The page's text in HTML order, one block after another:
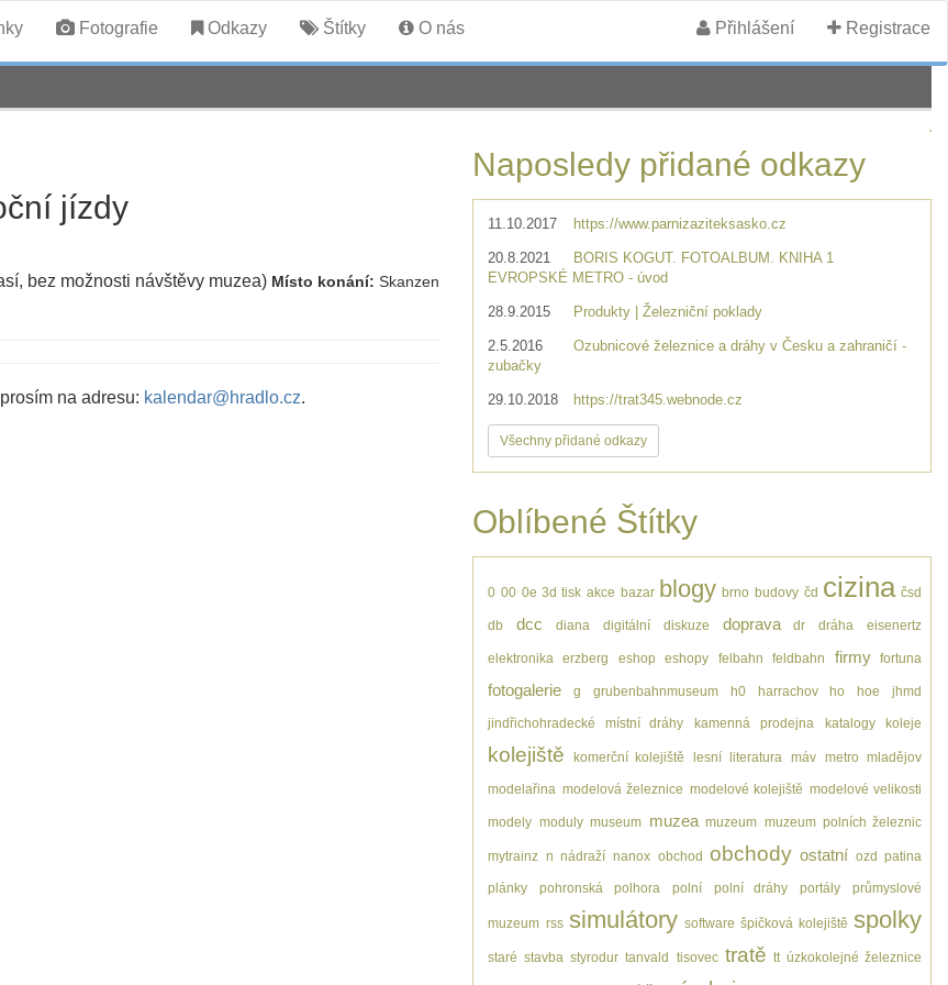
Fotografie Odkazy Štítky O nás Přihlášení Registrace
jízdy
bez možnosti návštěvy muzea) Místo konání: Skanzen
na adresu: kalendar@hradlo.cz.
Naposledy přidané odkazy
11.10.2017 https://www.parnizaziteksasko.cz
20.8.2021
BORIS KOGUT. FOTOALBUM. KNIHA 1
EVROPSKÉ METRO - úvod
28.9.2015 Produkty | Železniční poklady
2.5.2016
Ozubnicové železnice a dráhy v Česku a zahraničí -
zubačky
29.10.2018 https://trat345.webnode.cz
Všechny přidané odkazy
Oblíbené Štítky
0 00 0e 3d tisk akce bazar blogy brno budovy čd cizina čsd
db dcc diana digitální diskuze doprava dr dráha eisenertz
elektronika erzberg eshop eshopy felbahn feldbahn firmy fortuna
fotogalerie g grubenbahnmuseum h0 harrachov ho hoe jhmd
jindřichohradecké místní dráhy kamenná prodejna katalogy koleje
kolejiště komerční kolejiště lesní literatura máv metro mladějov
modelařina modelová železnice modelové kolejiště modelové velikosti
modely moduly museum muzea muzeum muzeum polních železnic
mytrainz n nádraží nanox obchod obchody ostatní ozd patina
plánky pohronská polhora polní polní dráhy portály průmyslové
muzeum rss simulátory software špičková kolejiště spolky
staré stavba styrodur tanvald tisovec tratě tt úzkokolejné železnice